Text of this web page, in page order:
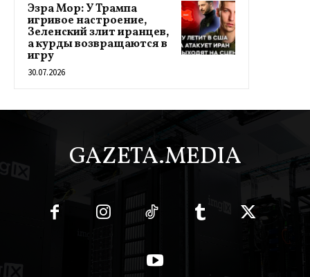
Эзра Мор: У Трампа
игривое настроение,
Зеленский злит иранцев,
а курды возвращаются в
игру
30.07.2026
GAZETA.MEDIA